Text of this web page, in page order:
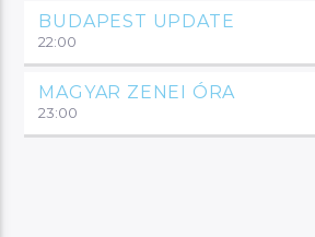
BUDAPEST UPDATE
22:00
MAGYAR ZENEI ÓRA
23:00